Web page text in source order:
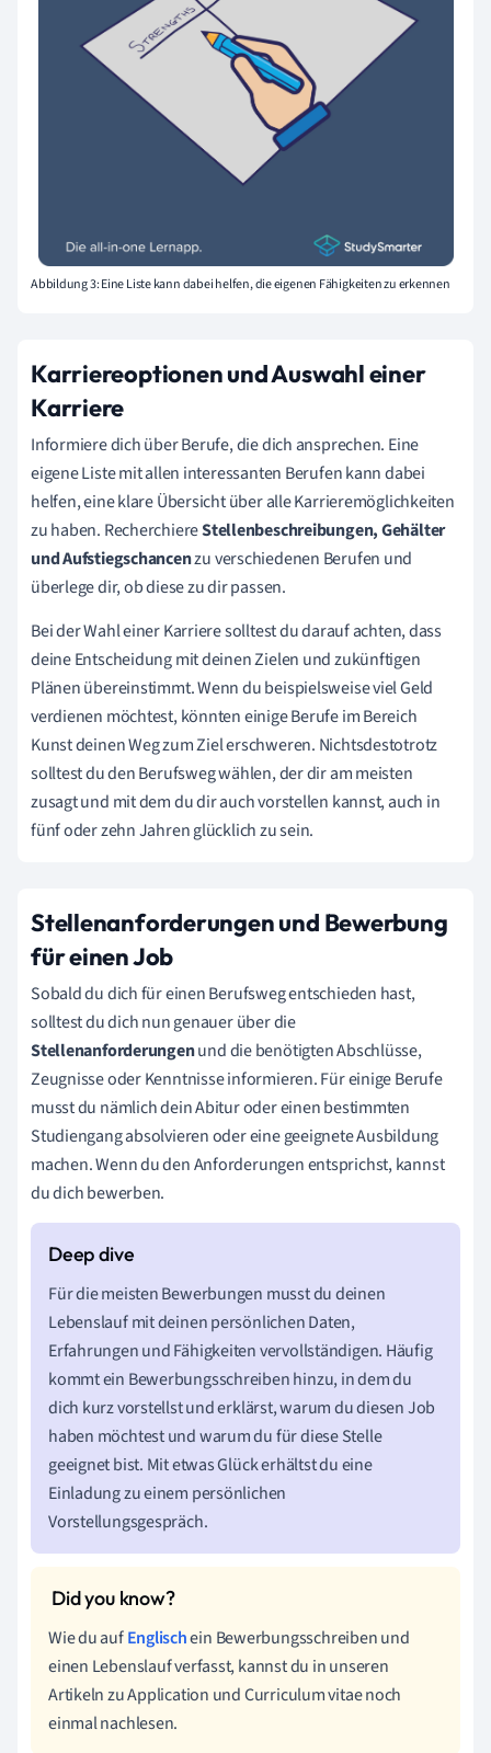
Abbildung 3: Eine Liste kann dabei helfen, die eigenen Fähigkeiten zu erkennen
Karriereoptionen und Auswahl einer
Karriere
Informiere dich über Berufe, die dich ansprechen. Eine
eigene Liste mit allen interessanten Berufen kann dabei
helfen, eine klare Übersicht über alle Karrieremöglichkeiten
zu haben. RecherchiereStellenbeschreibungen, Gehälter
und Aufstiegschancenzu verschiedenen Berufen und
überlege dir, ob diese zu dir passen.
Bei der Wahl einer Karriere solltest du darauf achten, dass
deine Entscheidung mit deinen Zielen und zukünftigen
Plänen übereinstimmt. Wenn du beispielsweise viel Geld
verdienen möchtest, könnten einige Berufe im Bereich
Kunst deinen Weg zum Ziel erschweren. Nichtsdestotrotz
solltest du den Berufsweg wählen, der dir am meisten
zusagt und mit dem du dir auch vorstellen kannst, auch in
fünf oder zehn Jahren glücklich zu sein.
Stellenanforderungen und Bewerbung
für einen Job
Sobald du dich für einen Berufsweg entschieden hast,
solltest du dich nun genauer über die
Stellenanforderungenund die benötigten Abschlüsse,
Zeugnisse oder Kenntnisse informieren. Für einige Berufe
musst du nämlich dein Abitur oder einen bestimmten
Studiengang absolvieren oder eine geeignete Ausbildung
machen. Wenn du den Anforderungen entsprichst, kannst
du dich bewerben.
Für die meisten Bewerbungen musst du deinen
Lebenslauf mit deinen persönlichen Daten,
Erfahrungen und Fähigkeiten vervollständigen. Häufig
kommt ein Bewerbungsschreiben hinzu, in dem du
dich kurz vorstellst und erklärst, warum du diesen Job
haben möchtest und warum du für diese Stelle
geeignet bist. Mit etwas Glück erhältst du eine
Einladung zu einem persönlichen
Vorstellungsgespräch.
Wie du aufEnglischein Bewerbungsschreiben und
einen Lebenslauf verfasst, kannst du in unseren
Artikeln zu Application und Curriculum vitae noch
einmal nachlesen.